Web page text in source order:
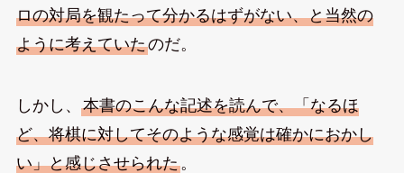
ロの対局を観たって分かるはずがない、と当然の
ように考えていたのだ。
しかし、 本書のこんな記述を読んで、「なるほ
ど、将棋に対してそのような感覚は確かにおかし
い」と感じさせられた。